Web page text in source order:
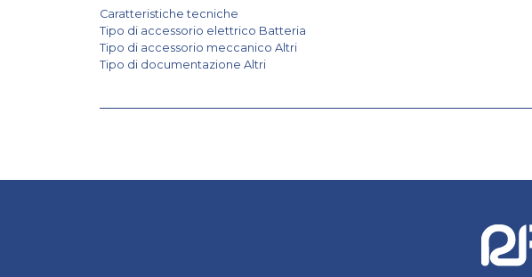
Caratteristiche tecniche
Tipo di accessorio elettrico Batteria
Tipo di accessorio meccanico Altri
Tipo di documentazione Altri